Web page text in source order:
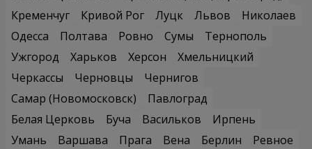
Кременчуг
Кривой Рог Луцк Львов
Николаев
Одесса
Полтава Ровно Сумы
Тернополь
Ужгород
Харьков Херсон
Хмельницкий
Черкассы
Черновцы
Чернигов
Самар (Новомосковск)
Павлоград
Белая Церковь
Буча Васильков
Ирпень
Умань
Варшава Прага Вена Берлин
Ревное